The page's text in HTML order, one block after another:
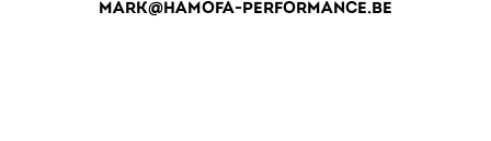
MARK@HAMOFA-PERFORMANCE.BE